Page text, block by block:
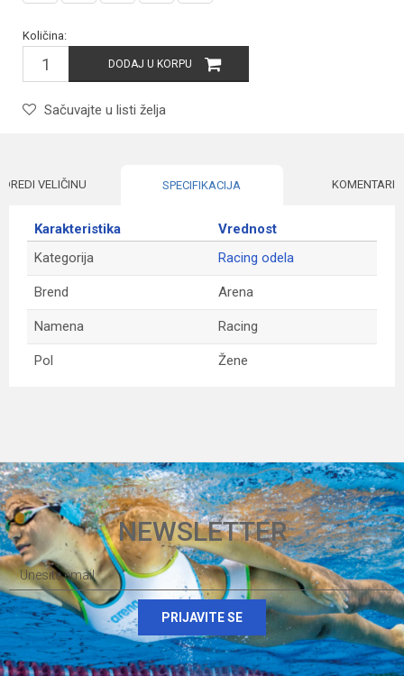
Količina:
DODAJ U KORPU
Sačuvajte u listi želja
VELIČINU SPECIFIKACIJA KOMENTARI
Karakteristika
Vrednost
Kategorija
Racing odela
Brend Arena
Namena Racing
Pol Žene
Email
Poruka
Anti-spam zaštita - izračunajte koliko je 9 - 4 :
NEWSLETTER
PRIJAVITE SE